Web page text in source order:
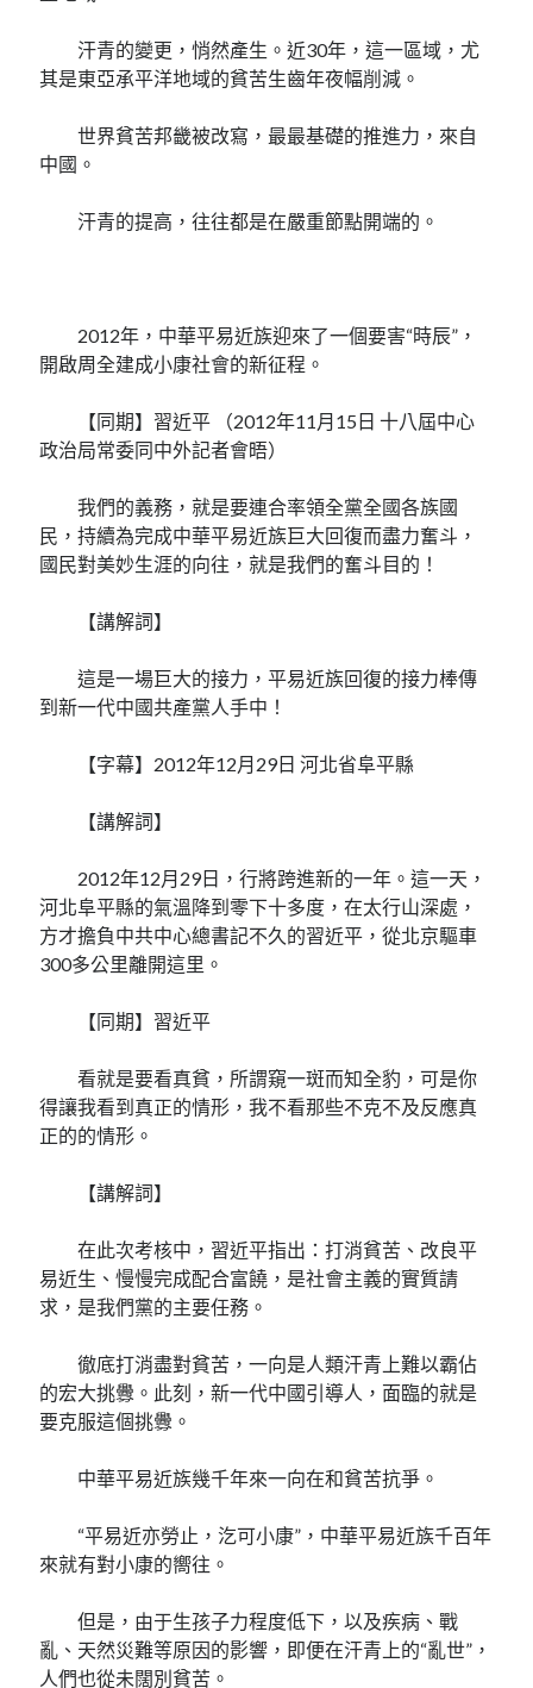
汗青的變更，悄然產生。近30年，這一區域，尤
其是東亞承平洋地域的貧苦生齒年夜幅削減。
世界貧苦邦畿被改寫，最最基礎的推進力，來自
中國。
汗青的提高，往往都是在嚴重節點開端的。
2012年，中華平易近族迎來了一個要害“時辰”，
開啟周全建成小康社會的新征程。
【同期】習近平 （2012年11月15日 十八屆中心
政治局常委同中外記者會晤）
我們的義務，就是要連合率領全黨全國各族國
民，持續為完成中華平易近族巨大回復而盡力奮斗，
國民對美妙生涯的向往，就是我們的奮斗目的！
【講解詞】
這是一場巨大的接力，平易近族回復的接力棒傳
到新一代中國共產黨人手中！
【字幕】2012年12月29日 河北省阜平縣
【講解詞】
2012年12月29日，行將跨進新的一年。這一天，
河北阜平縣的氣溫降到零下十多度，在太行山深處，
方才擔負中共中心總書記不久的習近平，從北京驅車
300多公里離開這里。
【同期】習近平
看就是要看真貧，所謂窺一斑而知全豹，可是你
得讓我看到真正的情形，我不看那些不克不及反應真
正的的情形。
【講解詞】
在此次考核中，習近平指出：打消貧苦、改良平
易近生、慢慢完成配合富饒，是社會主義的實質請
求，是我們黨的主要任務。
徹底打消盡對貧苦，一向是人類汗青上難以霸佔
的宏大挑釁。此刻，新一代中國引導人，面臨的就是
要克服這個挑釁。
中華平易近族幾千年來一向在和貧苦抗爭。
“平易近亦勞止，汔可小康”，中華平易近族千百年
來就有對小康的嚮往。
但是，由于生孩子力程度低下，以及疾病、戰
亂、天然災難等原因的影響，即便在汗青上的“亂世”，
人們也從未闊別貧苦。